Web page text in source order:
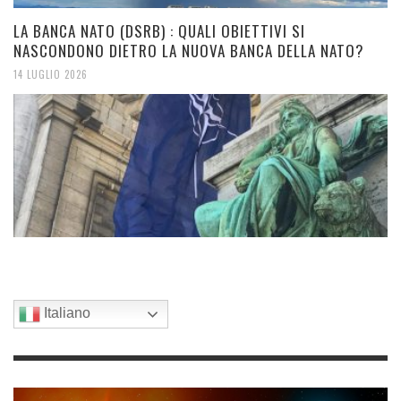
LA BANCA NATO (DSRB) : QUALI OBIETTIVI SI
NASCONDONO DIETRO LA NUOVA BANCA DELLA NATO?
14 LUGLIO 2026
Italiano